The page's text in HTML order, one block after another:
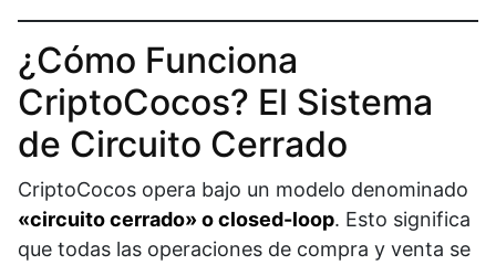
¿Cómo Funciona
CriptoCocos? El Sistema
de Circuito Cerrado
CriptoCocos opera bajo un modelo denominado
«circuito cerrado» o closed-loop. Esto significa
que todas las operaciones de compra y venta se